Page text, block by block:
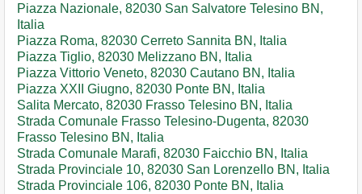
Piazza Nazionale, 82030 San Salvatore Telesino BN,
Italia
Piazza Roma, 82030 Cerreto Sannita BN, Italia
Piazza Tiglio, 82030 Melizzano BN, Italia
Piazza Vittorio Veneto, 82030 Cautano BN, Italia
Piazza XXII Giugno, 82030 Ponte BN, Italia
Salita Mercato, 82030 Frasso Telesino BN, Italia
Strada Comunale Frasso Telesino-Dugenta, 82030
Frasso Telesino BN, Italia
Strada Comunale Marafi, 82030 Faicchio BN, Italia
Strada Provinciale 10, 82030 San Lorenzello BN, Italia
Strada Provinciale 106, 82030 Ponte BN, Italia